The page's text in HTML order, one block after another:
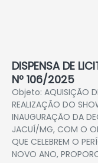
DISPENSA DE
Nº 106/2025
Objeto: AQUISIÇÃO
REALIZAÇÃO DO
INAUGURAÇÃO DA
JACUÍ/MG, COM O
QUE CELEBREM O
NOVO ANO,